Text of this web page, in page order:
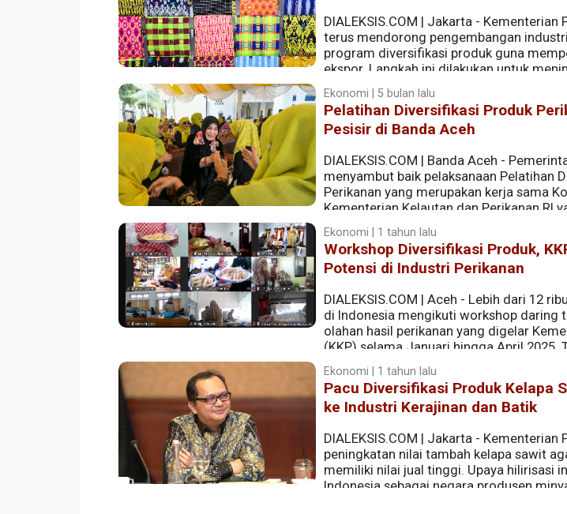
DIALEKSIS.COM | Jakarta -
terus mendorong pengembangan
program diversifikasi produk guna
ekspor. Langkah ini dilakukan untuk
kecil dan menengah (IKM) sekaligus menjaga keberlangsungan warisan
Ekonomi | 5 bulan lalu
Pelatihan Diversifikasi Produk
Pesisir di Banda Aceh
DIALEKSIS.COM | Banda Aceh -
menyambut baik pelaksanaan Pelatihan
Perikanan yang merupakan kerja sama
Kementerian Kelautan dan Perikanan RI
Lueng Bata, Minggu (1/3/2026).
Ekonomi | 1 tahun lalu
Workshop Diversifikasi Produk,
Potensi di Industri Perikanan
DIALEKSIS.COM | Aceh - Lebih dari 12
di Indonesia mengikuti workshop daring
olahan hasil perikanan yang digelar
(KKP) selama Januari hingga April 2025.
instansi pemerintah, generasi Z (Gen Z) pun menunjukkan antusiasme tinggi
Ekonomi | 1 tahun lalu
Pacu Diversifikasi Produk Kelapa
ke Industri Kerajinan dan Batik
DIALEKSIS.COM | Jakarta -
peningkatan nilai tambah kelapa sawit
memiliki nilai jual tinggi. Upaya hilirisasi
Indonesia sebagai negara produsen